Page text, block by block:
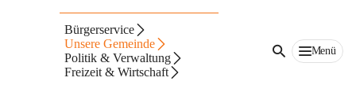
Bürgerservice
Unsere Gemeinde
Politik & Verwaltung
Freizeit & Wirtschaft
Menü
Bücherei
Öffentliche Bücherei Jagerberg